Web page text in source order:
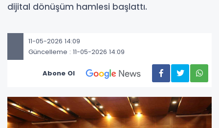
dijital dönüşüm hamlesi başlattı.
11-05-2026 14:09
Güncelleme : 11-05-2026 14:09
Abone Ol